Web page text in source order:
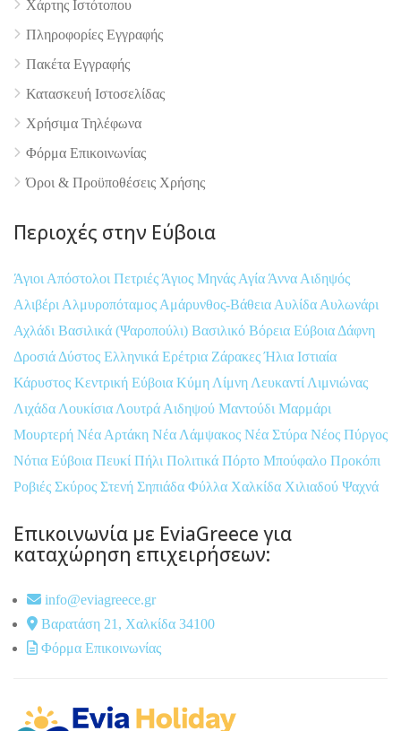
Χάρτης Ιστότοπου
Πληροφορίες Εγγραφής
Πακέτα Εγγραφής
Κατασκευή Ιστοσελίδας
Χρήσιμα Τηλέφωνα
Φόρμα Επικοινωνίας
Όροι & Προϋποθέσεις Xρήσης
Περιοχές στην Εύβοια
Άγιοι Απόστολοι Πετριές Άγιος Μηνάς Αγία Άννα Αιδηψός
Αλιβέρι Αλμυροπόταμος Αμάρυνθος-Βάθεια Αυλίδα Αυλωνάρι
Αχλάδι Βασιλικά (Ψαροπούλι) Βασιλικό Βόρεια Εύβοια Δάφνη
Δροσιά Δύστος Ελληνικά Ερέτρια ΖάρακεςΉλια Ιστιαία
Κάρυστος Κεντρική Εύβοια Κύμη Λίμνη Λευκαντί Λιμνιώνας
Λιχάδα Λουκίσια Λουτρά Αιδηψού Μαντούδι Μαρμάρι
Μουρτερή Νέα Αρτάκη Νέα Λάμψακος Νέα Στύρα Νέος Πύργος
Νότια Εύβοια Πευκί Πήλι Πολιτικά Πόρτο Μπούφαλο Προκόπι
Ροβιές Σκύρος Στενή Σηπιάδα Φύλλα Χαλκίδα Χιλιαδού Ψαχνά
Επικοινωνία με EviaGreece για
καταχώρηση επιχειρήσεων:
info@eviagreece.gr
Βαρατάση 21, Χαλκίδα 34100
Φόρμα Επικοινωνίας